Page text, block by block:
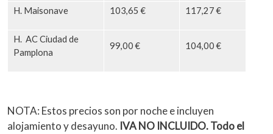
H. Maisonave 103,65 € 117,27 €
H. AC Ciudad de
Pamplona
99,00 € 104,00 €
NOTA: Estos precios son por noche e incluyen
alojamiento y desayuno. IVA NO INCLUIDO. Todo el